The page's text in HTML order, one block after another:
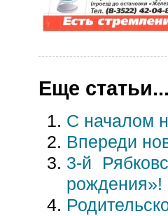
Еще
С началом
Впереди
3-й
рождения»!